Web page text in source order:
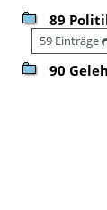
89
59 Einträge
90